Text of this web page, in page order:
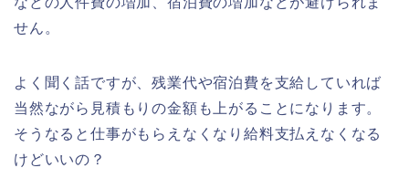
せん。
よく聞く話ですが、残業代や宿泊費を支給していれば
当然ながら見積もりの金額も上がることになります。
そうなると仕事がもらえなくなり給料支払えなくなる
けどいいの？